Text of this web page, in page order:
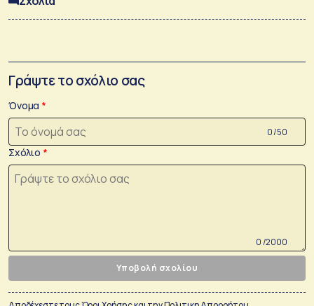
Γράψτε το σχόλιο σας
Όνομα
0 /50
Σχόλιο
0 /2000
Υποβολή σχολίου